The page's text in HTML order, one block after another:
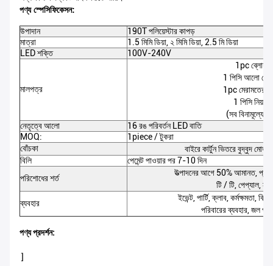
পণ্য স্পেসিফিকেসন:
উপাদান
190T পলিয়েস্টার কাপড়
মাত্রা
1.5 মিমি ডিয়া, ২ মিমি ডিয়া, 2.5 মি ডিয়া
LED শক্তি
100V-240V
মালপত্র
1pc ব্লোয়ার
1 পিসি আলো
1pc মেরামতের
1 পিসি নিয়ামক
(সব বিনামূল্যে
নেতৃত্বে আলো
16 রঙ পরিবর্তন LED বাতি
MOQ:
1piece / টুকরা
বোঁচকা
বাইরে কার্টুন ভিতরে বুদ্বুদ
বিলি
পেমেন্ট পাওয়ার পর 7-10 দিন
পরিশোধের শর্ত
উত্পাদনের আগে 50% আমানত,
টি / টি, পেপ্যাল,
ব্যবহার
ইভেন্ট, পার্টি, ক্লাব, কর্মক্ষমতা,
পরিবারের ব্যবহার, জল
পণ্য প্রদর্শন:
]